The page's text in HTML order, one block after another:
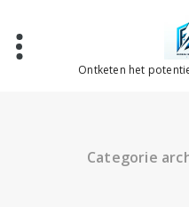
inhoud
Ontketen het
Categorie